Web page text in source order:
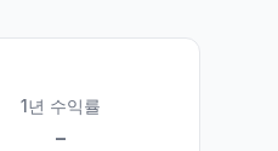
1년 수익률
–